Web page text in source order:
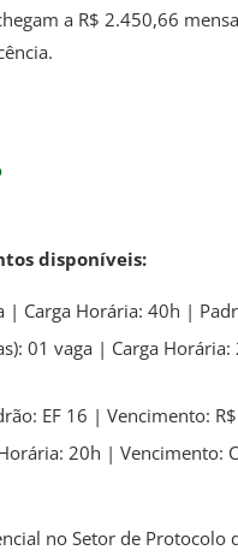
a R$ 2.450,66
disponíveis:
Carga Horária: 40h |
01 vaga | Carga
EF 16 | Vencimento:
20h | Vencimento:
no Setor de Protocolo